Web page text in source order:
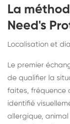
La
Need's
Localisation et
Le premier
de qualifier la
faites, fréquence
identifié
allergique,